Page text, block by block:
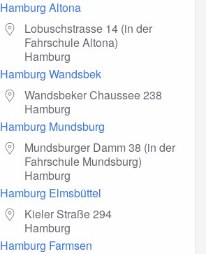
Hamburg Altona
Lobuschstrasse 14 (in der
Fahrschule Altona)
Hamburg
Hamburg Wandsbek
Wandsbeker Chaussee 238
Hamburg
Hamburg Mundsburg
Mundsburger Damm 38 (in der
Fahrschule Mundsburg)
Hamburg
Hamburg Elmsbüttel
Kieler Straße 294
Hamburg
Hamburg Farmsen